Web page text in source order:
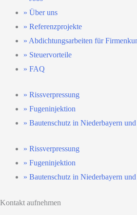
» Über uns
» Referenzprojekte
» Abdichtungsarbeiten für
» Steuervorteile
» FAQ
» Riss­verpressung
» Fugen­injektion
» Bautenschutz in Niederbayern
» Riss­verpressung
» Fugen­injektion
» Bautenschutz in Niederbayern
Kontakt aufnehmen